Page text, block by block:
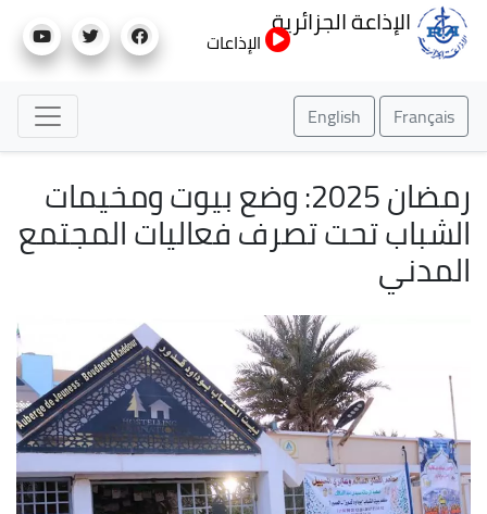
إلى
الإذاعة الجزائرية
الإذاعات
Français
English
رمضان 2025: وضع بيوت ومخيمات
الشباب تحت تصرف فعاليات المجتمع
المدني